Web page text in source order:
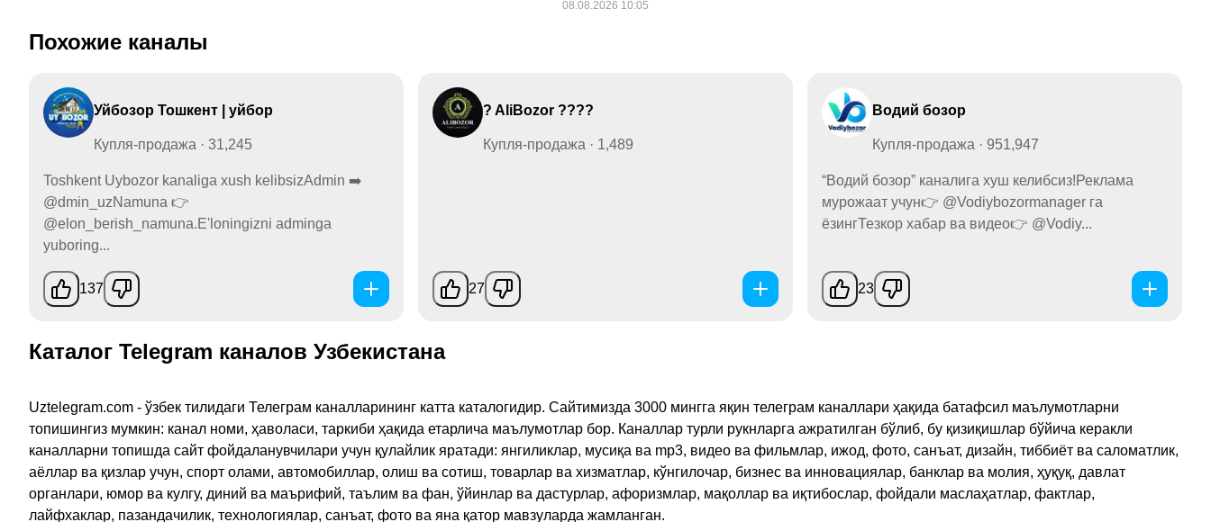
Похожие каналы
Уйбозор Тошкент | уйбор
Купля-продажа · 31,245
Toshkent Uybozor kanaliga xush kelibsizAdmin ➡️
@dmin_uzNamuna 👉
@elon_berish_namuna.E'loningizni adminga
yuboring...
137
? AliBozor ????
Купля-продажа · 1,489
27
Водий бозор
Купля-продажа · 951,947
“Водий бозор” каналига хуш келибсиз!Реклама
мурожаат учун👉 @Vodiybozormanager га
ёзингТезкор хабар ва видео👉 @Vodiy...
23
Каталог Telegram каналов Узбекистана
Uztelegram.com - ўзбек тилидаги Телеграм каналларининг катта каталогидир. Сайтимизда 3000 мингга яқин телеграм каналлари ҳақида батафсил маълумотларни
топишингиз мумкин: канал номи, ҳаволаси, таркиби ҳақида етарлича маълумотлар бор. Каналлар турли рукнларга ажратилган бўлиб, бу қизиқишлар бўйича керакли
каналларни топишда сайт фойдаланувчилари учун қулайлик яратади: янгиликлар, мусиқа ва mp3, видео ва фильмлар, ижод, фото, санъат, дизайн, тиббиёт ва саломатлик,
аёллар ва қизлар учун, спорт олами, автомобиллар, олиш ва сотиш, товарлар ва хизматлар, кўнгилочар, бизнес ва инновациялар, банклар ва молия, ҳуқуқ, давлат
органлари, юмор ва кулгу, диний ва маърифий, таълим ва фан, ўйинлар ва дастурлар, афоризмлар, мақоллар ва иқтибослар, фойдали маслаҳатлар, фактлар,
лайфхаклар, пазандачилик, технологиялар, санъат, фото ва яна қатор мавзуларда жамланган.